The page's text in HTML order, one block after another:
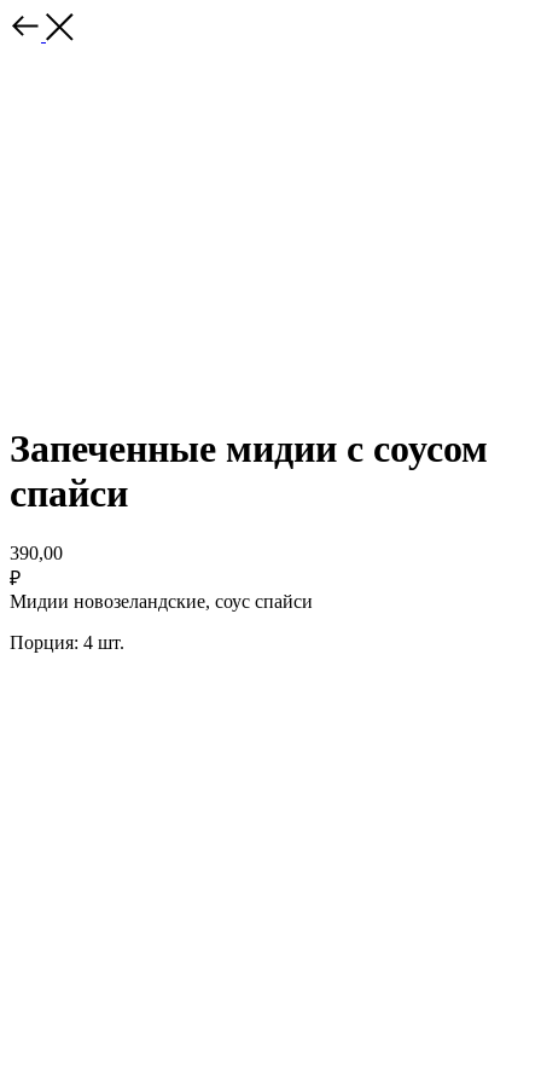
Запеченные мидии с соусом
спайси
390,00
₽
Мидии новозеландские, соус спайси
Порция: 4 шт.